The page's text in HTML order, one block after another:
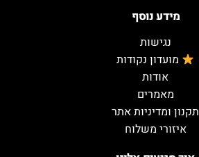
מידע נוסף
נגישות
מועדון נקודות
אודות
מאמרים
תקנון ומדיניות אתר
איזורי משלוח